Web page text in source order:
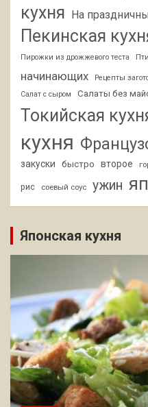
кухня На
Пекинская
Пирожки из дрожжевого теста
начинающих
Рецепты
Салат с сыром Салаты без
Токийская
кухня
закуски
быстро второе
рис соевый соус ужин
Японская кухня